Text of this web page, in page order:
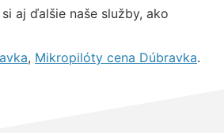
aj ďalšie naše služby, ako
, Mikropilóty cena Dúbravka.